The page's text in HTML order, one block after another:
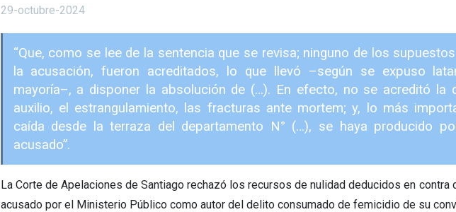
29-octubre-2024
“Que, como se lee de la sentencia que se revisa; ninguno de los
la acusación, fueron acreditados, lo que llevó –según se expuso
mayoría–, a disponer la absolución de (…). En efecto, no se acreditó la
auxilio, el estrangulamiento, las fracturas ante mortem; y, lo más
caída desde la terraza del departamento N° (…), se haya producido
acusado”.
La Corte de Apelaciones de Santiago rechazó los recursos de nulidad deducidos en contra
acusado por el Ministerio Público como autor del delito consumado de femicidio de su